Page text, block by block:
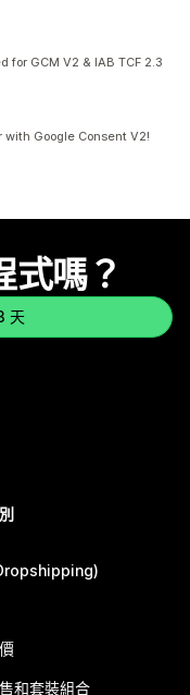
for GCM V2 & IAB TCF 2.3
with Google Consent V2!
式嗎？
天
和套裝組合